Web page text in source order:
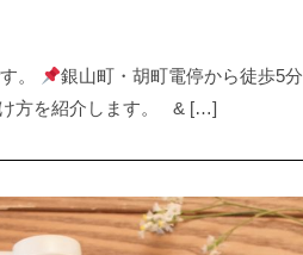
。 銀山町・胡町電停から徒歩5分
方を紹介します。 & […]